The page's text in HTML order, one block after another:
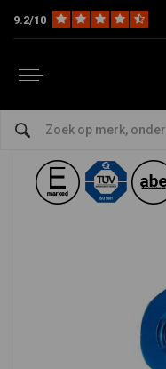
9.2/10
The Bike Electra
Adapter for temp
0/5 (0 reviews)